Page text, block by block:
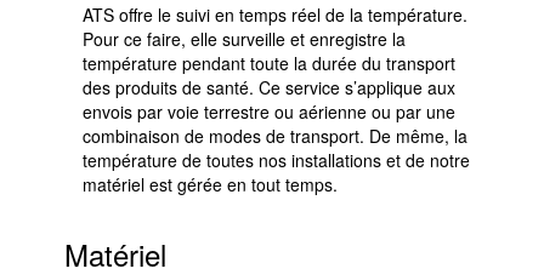
ATS offre le suivi en temps réel de la température.
Pour ce faire, elle surveille et enregistre la
température pendant toute la durée du transport
des produits de santé. Ce service s’applique aux
envois par voie terrestre ou aérienne ou par une
combinaison de modes de transport. De même, la
température de toutes nos installations et de notre
matériel est gérée en tout temps.
Matériel